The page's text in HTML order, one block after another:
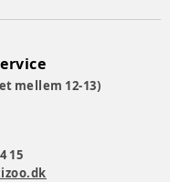
mellem 12-13)
15